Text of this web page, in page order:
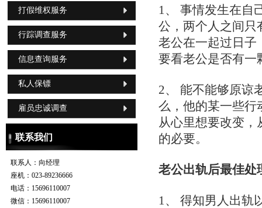
打假维权服务
行踪调查服务
信息查询服务
私人保镖
雇员忠诚调查
联系我们
联系人： 向经理
座机： 023-89236666
电话： 15696110007
微信： 15696110007
1、 事情发生在自
公，两个人之间只
老公在一起过日子
要看老公是否有一
2、 能不能够原谅
么，他的某一些行
从心里想要改变
的必要。
老公出轨后最佳处
1、 得知男人出轨